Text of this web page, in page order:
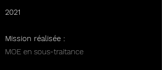
2021
Mission réalisée :
MOE en sous-traitance